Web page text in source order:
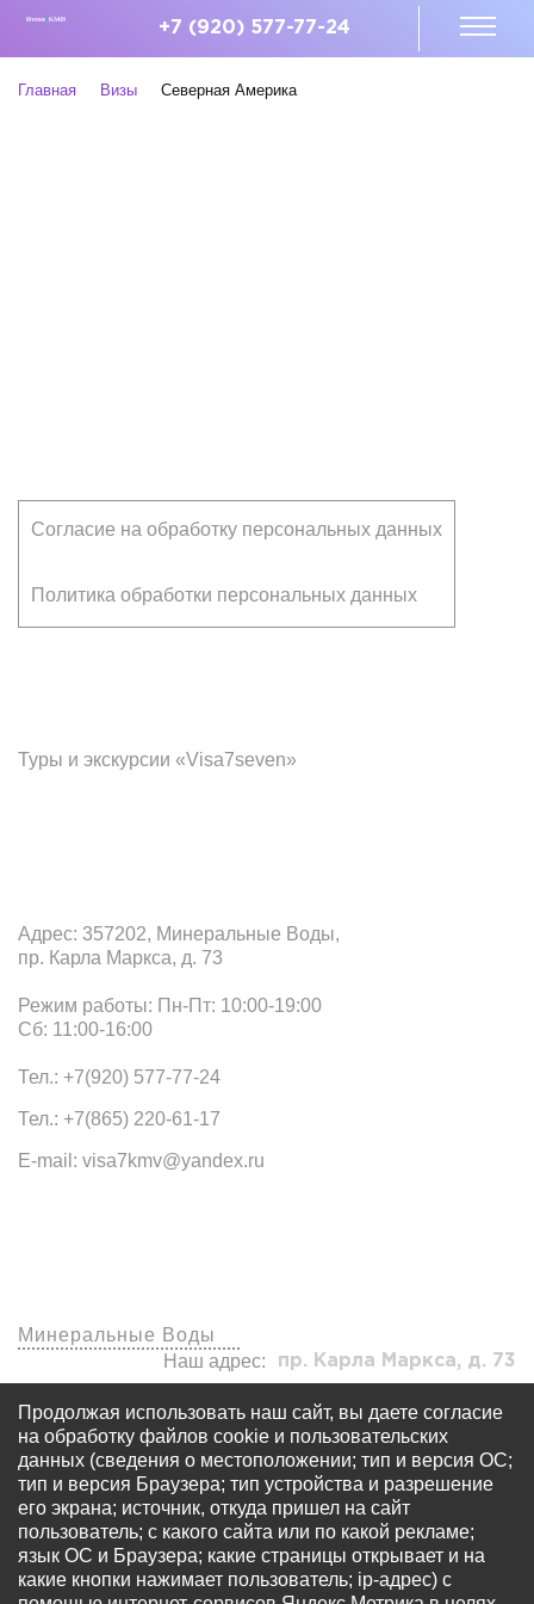
+7 (920) 577-77-24
Главная Визы Северная Америка
Адрес: 357202, Минеральные Воды,
пр. Карла Маркса, д. 73
Режим работы: Пн-Пт: 10:00-19:00
Сб: 11:00-16:00
Тел.: +7(920) 577-77-24
Тел.: +7(865) 220-61-17
E-mail: visa7kmv@yandex.ru
Согласие на обработку персональных данных
Политика обработки персональных данных
Туры и экскурсии «Visa7seven»
Минеральные Воды
Наш адрес:
пр. Карла Маркса, д. 73
visa7kmv@yandex.ru
+7 (920) 577-77-24
Продолжая использовать наш сайт, вы даете согласие
на обработку файлов cookie и пользовательских
данных (сведения о местоположении; тип и версия ОС;
тип и версия Браузера; тип устройства и разрешение
его экрана; источник, откуда пришел на сайт
пользователь; с какого сайта или по какой рекламе;
язык ОС и Браузера; какие страницы открывает и на
какие кнопки нажимает пользователь; ip-адрес) с